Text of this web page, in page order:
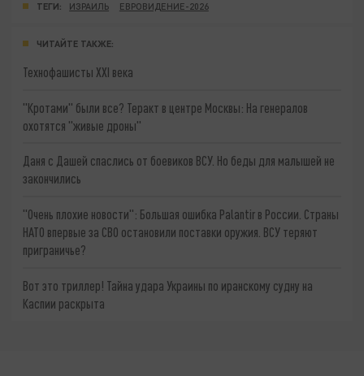
ТЕГИ: ИЗРАИЛЬ ЕВРОВИДЕНИЕ-2026
ЧИТАЙТЕ ТАКЖЕ:
Технофашисты XXI века
"Кротами" были все? Теракт в центре Москвы: На генералов
охотятся "живые дроны"
Даня с Дашей спаслись от боевиков ВСУ. Но беды для малышей не
закончились
"Очень плохие новости": Большая ошибка Palantir в России. Страны
НАТО впервые за СВО остановили поставки оружия. ВСУ теряют
приграничье?
Вот это триллер! Тайна удара Украины по иранскому судну на
Каспии раскрыта